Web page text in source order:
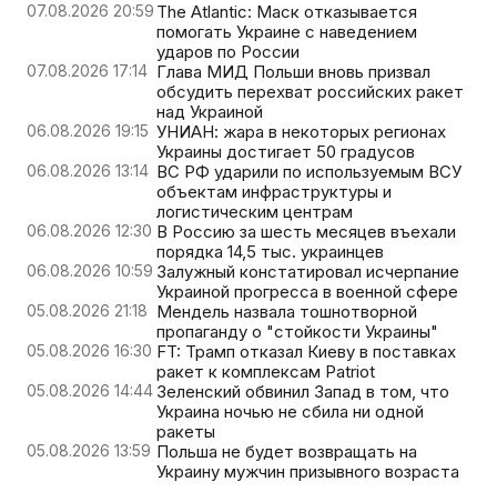
07.08.2026 20:59 The Atlantic: Маск отказывается
помогать Украине с наведением
ударов по России
07.08.2026 17:14 Глава МИД Польши вновь призвал
обсудить перехват российских ракет
над Украиной
06.08.2026 19:15 УНИАН: жара в некоторых регионах
Украины достигает 50 градусов
06.08.2026 13:14 ВС РФ ударили по используемым ВСУ
объектам инфраструктуры и
логистическим центрам
06.08.2026 12:30 В Россию за шесть месяцев въехали
порядка 14,5 тыс. украинцев
06.08.2026 10:59 Залужный констатировал исчерпание
Украиной прогресса в военной сфере
05.08.2026 21:18 Мендель назвала тошнотворной
пропаганду о "стойкости Украины"
05.08.2026 16:30 FT: Трамп отказал Киеву в поставках
ракет к комплексам Patriot
05.08.2026 14:44 Зеленский обвинил Запад в том, что
Украина ночью не сбила ни одной
ракеты
05.08.2026 13:59 Польша не будет возвращать на
Украину мужчин призывного возраста